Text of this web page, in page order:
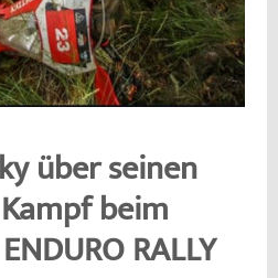
über seinen
beim
RALLY